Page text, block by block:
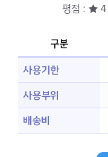
평점 : ★
구분
사용기한
사용부위
배송비